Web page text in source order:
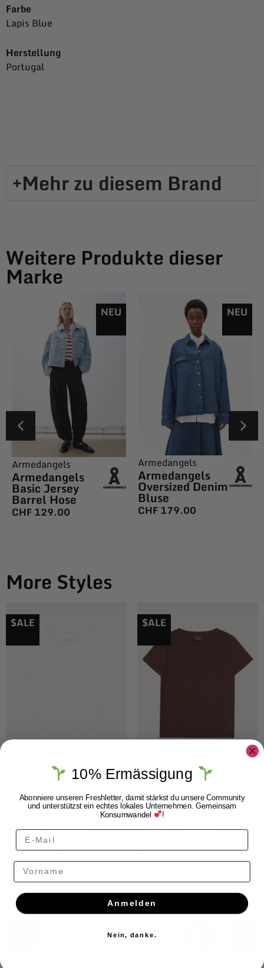
Farbe
Lapis Blue
Herstellung
Portugal
Mehr zu diesem Brand​
Weitere Produkte dieser
Marke
NEU
Armedangels
Armedangels
Basic Jersey
Barrel Hose
CHF129.00
NEU
Armedangels
Armedangels
Oversized Denim
Bluse
CHF179.00
More Styles
$ALE
Knowledge Cotton
Apparel
Knowledge
Frauen Shirt
Leinen Bright
White
CHF 79.00CHF
$ALE
Knowledge Cotton
Apparel
Knowledge
Cotton Apparel
Frauen Shirt
Chocolate
10% Ermässigung
Abonniere unseren Freshletter, damit stärkst du unsere Community
und unterstützst ein echtes lokales Unternehmen. Gemeinsam
Konsumwandel !
Vorname
Anmelden
Nein, danke.